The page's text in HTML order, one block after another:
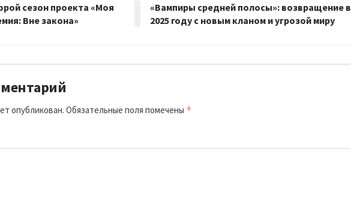
сезон проекта «Моя
Вне закона»
«Вампиры средней полосы»: возвращение в
2025 году с новым кланом и угрозой миру
опубликован. Обязательные поля помечены *